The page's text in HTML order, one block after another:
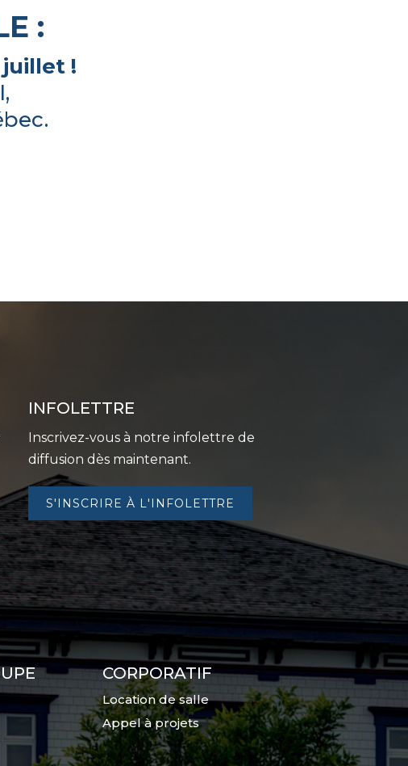
:
juillet !
INFOLETTRE
Inscrivez-vous à notre infolettre de
diffusion dès maintenant.
S'INSCRIRE À L'INFOLETTRE
CORPORATIF
Location de salle
Appel à projets